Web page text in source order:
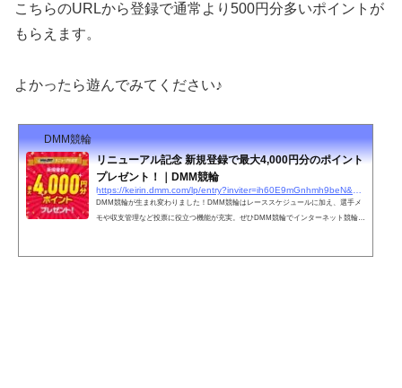
こちらのURLから登録で通常より500円分多いポイントが
もらえます。
よかったら遊んでみてください♪
DMM競輪
リニューアル記念 新規登録で最大4,000円分のポイント
プレゼント！｜DMM競輪
DMM競輪が生まれ変わりました！DMM競輪はレーススケジュールに加え、選手メ
モや収支管理など投票に役立つ機能が充実。ぜひDMM競輪でインターネット競輪投